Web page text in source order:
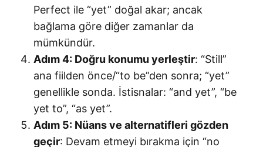
Perfect ile “yet” doğal akar; ancak
bağlama göre diğer zamanlar da
mümkündür.
Adım 4: Doğru konumu yerleştir: “Still”
ana fiilden önce/“to be”den sonra; “yet”
genellikle sonda. İstisnalar: “and yet”, “be
yet to”, “as yet”.
Adım 5: Nüans ve alternatifleri gözden
geçir: Devam etmeyi bırakma için “no